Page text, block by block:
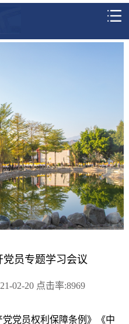
员专题学习会议
02-20 点击率:8969
党员权利保障条例》《中